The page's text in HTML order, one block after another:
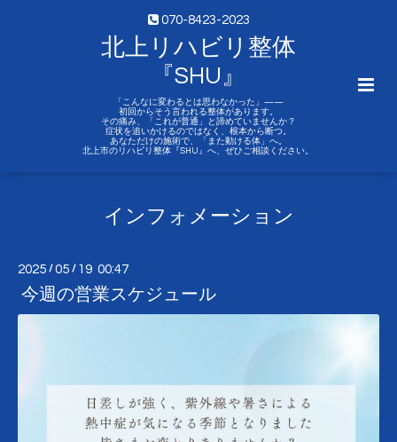
070-8423-2023
北上リハビリ整体
『SHU』
「こんなに変わるとは思わなかった」——
初回からそう言われる整体があります。
その痛み、「これが普通」と諦めていませんか？
症状を追いかけるのではなく、根本から断つ。
あなただけの施術で、「また動ける体」へ。
北上市のリハビリ整体『SHU』へ、ぜひご相談ください。
インフォメーション
2025 /05 / 19 00:47
今週の営業スケジュール